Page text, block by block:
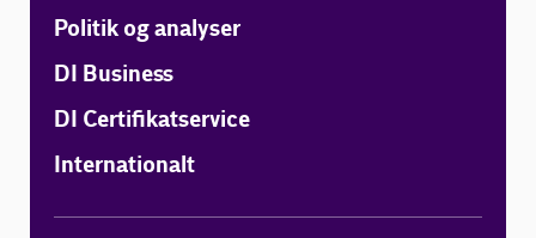
Politik og analyser
DI Business
DI Certifikatservice
Internationalt